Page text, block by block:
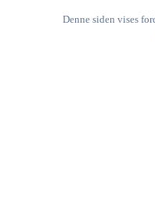
Denne siden vises